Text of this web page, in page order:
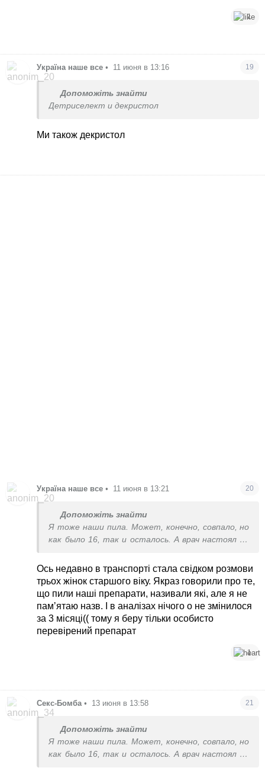
1
Україна наше все • 11 июня в 13:16 19
Допоможіть знайти
Детриселект и декристол
Ми також декристол
Україна наше все • 11 июня в 13:21 20
Допоможіть знайти
Я тоже наши пила. Может, конечно, совпало, но
как было 16, так и осталось. А врач настоял на
более у детриселекта фасовка банкой 60шт (не
купишь по пластинке) и назначали высокую
дозировку. Просила врача хоть что-нибудь
дешевле - сказала, нет смысла. Ну вот
детриселект в итоге поднял до 35.
Ось недавно в транспорті стала свідком розмови
трьох жінок старшого віку. Якраз говорили про те,
що пили наші препарати, називали які, але я не
памʼятаю назв. І в аналізах нічого о не змінилося
за 3 місяці(( тому я беру тільки особисто
перевірений препарат
1
Секс-Бомба • 13 июня в 13:58 21
Допоможіть знайти
Я тоже наши пила. Может, конечно, совпало, но
как было 16, так и осталось. А врач настоял на